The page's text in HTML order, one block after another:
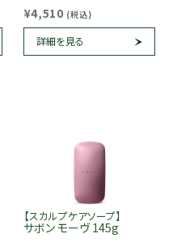
¥4,510 (税込)
詳細を見る
【スカルプケアソープ】
サボン モーヴ 145g